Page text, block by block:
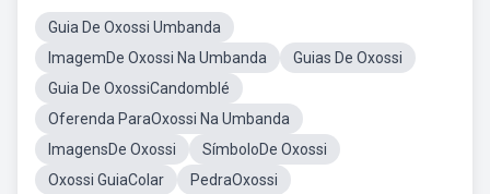
Guia De Oxossi Umbanda
ImagemDe Oxossi Na Umbanda
Guias De Oxossi
Guia De OxossiCandomblé
Oferenda ParaOxossi Na Umbanda
ImagensDe Oxossi
SímboloDe Oxossi
Oxossi GuiaColar
PedraOxossi